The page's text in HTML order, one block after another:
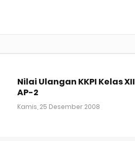
Nilai Ulangan KKPI Kelas XII
AP-2
Kamis, 25 Desember 2008